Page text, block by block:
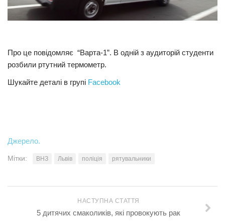
Наука
Рецепти
Привітання
Про це повідомляє “Варта-1”. В одній з аудиторій студенти
розбили ртутний термометр.
Шукайте деталі в групі Facebook
Джерело.
Мітки: ВНЗ Львів поліція рятувальники
НАСТУПНА СТАТТЯ
5 дитячих смаколиків, які провокують рак